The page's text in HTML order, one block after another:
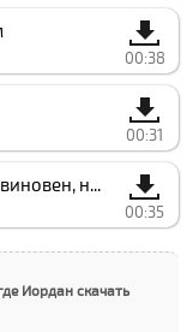
00:38
00:31
Ночью шторм, утром штиль, невиновен, но прости
00:35
Иордан скачать